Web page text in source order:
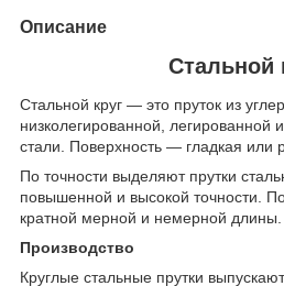
Описание
Стальной
Стальной круг — это пруток из
низколегированной, легированной
стали. Поверхность — гладкая или
По точности выделяют прутки
повышенной и высокой точности.
кратной мерной и немерной длины.
Производство
Круглые стальные прутки